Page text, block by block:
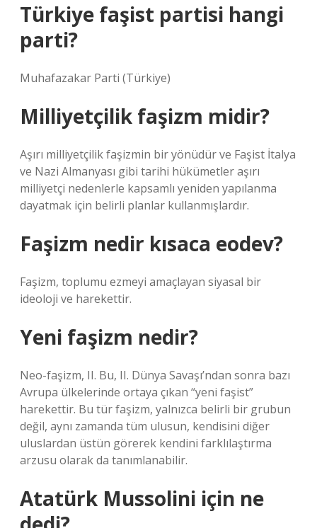
Türkiye faşist partisi hangi
parti?
Muhafazakar Parti (Türkiye)
Milliyetçilik faşizm midir?
Aşırı milliyetçilik faşizmin bir yönüdür ve Faşist İtalya
ve Nazi Almanyası gibi tarihi hükümetler aşırı
milliyetçi nedenlerle kapsamlı yeniden yapılanma
dayatmak için belirli planlar kullanmışlardır.
Faşizm nedir kısaca eodev?
Faşizm, toplumu ezmeyi amaçlayan siyasal bir
ideoloji ve harekettir.
Yeni faşizm nedir?
Neo-faşizm, II. Bu, II. Dünya Savaşı’ndan sonra bazı
Avrupa ülkelerinde ortaya çıkan “yeni faşist”
harekettir. Bu tür faşizm, yalnızca belirli bir grubun
değil, aynı zamanda tüm ulusun, kendisini diğer
uluslardan üstün görerek kendini farklılaştırma
arzusu olarak da tanımlanabilir.
Atatürk Mussolini için ne